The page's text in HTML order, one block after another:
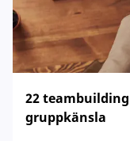
22
gruppkänsla